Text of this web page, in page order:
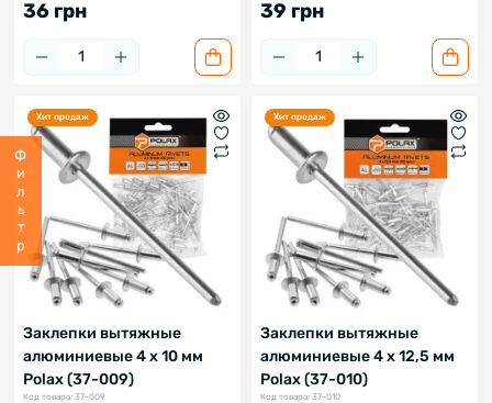
Фильтр
36 грн 39 грн
Хит продаж
Заклепки вытяжные
алюминиевые 4 х 10 мм
Polax (37-009)
Код товара: 37-009
Хит продаж
Заклепки вытяжные
алюминиевые 4 х 12,5 мм
Polax (37-010)
Код товара: 37-010